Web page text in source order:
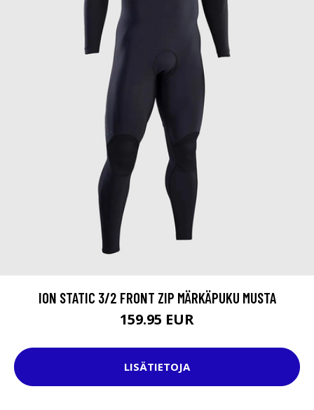
ION STATIC 3/2 FRONT ZIP MÄRKÄPUKU MUSTA
159.95 EUR
LISÄTIETOJA